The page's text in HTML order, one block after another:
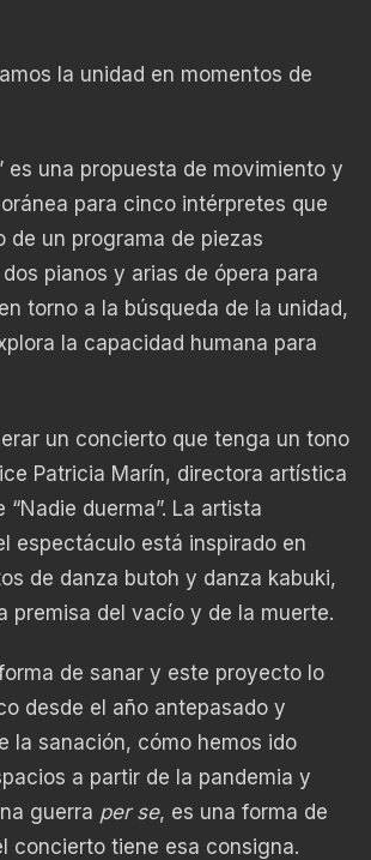
la unidad en momentos de
es una propuesta de movimiento y
para cinco intérpretes que
de un programa de piezas
pianos y arias de ópera para
torno a la búsqueda de la unidad,
la capacidad humana para
un concierto que tenga un tono
Patricia Marín, directora artística
duerma”. La artista
espectáculo está inspirado en
de danza butoh y danza kabuki,
premisa del vacío y de la muerte.
de sanar y este proyecto lo
desde el año antepasado y
la sanación, cómo hemos ido
a partir de la pandemia y
guerra per se, es una forma de
concierto tiene esa consigna.